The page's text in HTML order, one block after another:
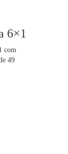
6×1
com
49